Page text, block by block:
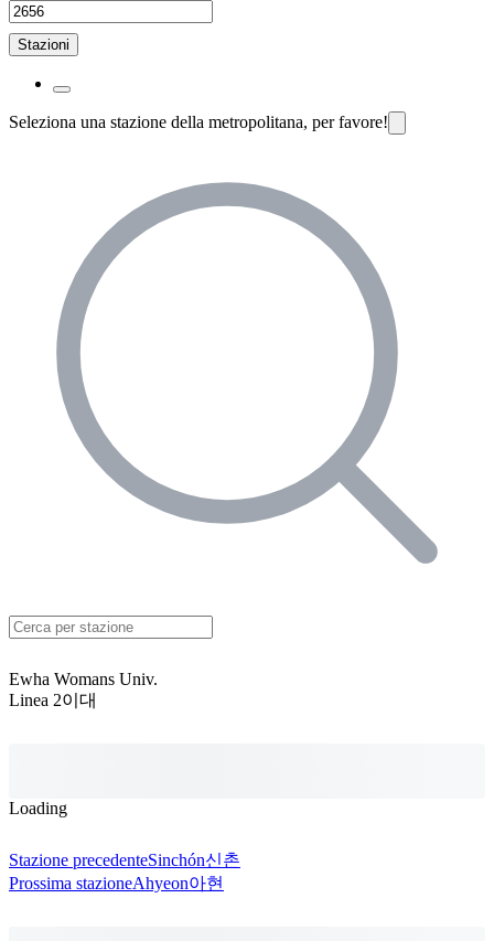
Stazioni
Seleziona una stazione della metropolitana, per favore!
Ewha Womans Univ.
Linea 2이대
Loading
Stazione precedenteSinchón신촌
Prossima stazioneAhyeon아현